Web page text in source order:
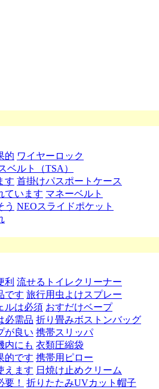
的 ワイヤーロック
ベルト（TSA）
す 首掛けパスポートケース
ています マネーベルト
う NEOスライドポケット
利 流せるトイレクリーナー
です 旅行用虫よけスプレー
ルは必須 おすだけベープ
必需品 折り畳みボストンバッグ
が良い 携帯スリッパ
内にも 衣類圧縮袋
的です 携帯用ピロー
えます 日焼け止めクリーム
！
折りたたみUVカット帽子